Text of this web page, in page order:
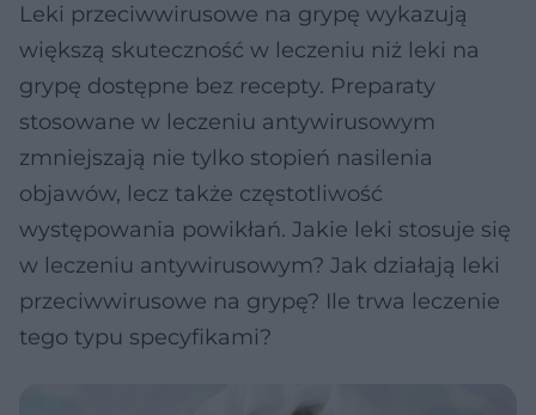
Leki przeciwwirusowe na grypę wykazują
większą skuteczność w leczeniu niż leki na
grypę dostępne bez recepty. Preparaty
stosowane w leczeniu antywirusowym
zmniejszają nie tylko stopień nasilenia
objawów, lecz także częstotliwość
występowania powikłań. Jakie leki stosuje się
w leczeniu antywirusowym? Jak działają leki
przeciwwirusowe na grypę? Ile trwa leczenie
tego typu specyfikami?